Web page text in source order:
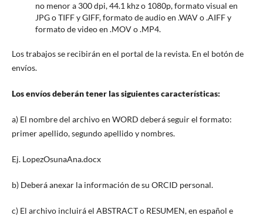
no menor a 300 dpi, 44.1 khz o 1080p, formato visual en
JPG o TIFF y GIFF, formato de audio en .WAV o .AIFF y
formato de video en .MOV o .MP4.
Los trabajos se recibirán en el portal de la revista. En el botón de
envíos.
Los envíos deberán tener las siguientes características:
a) El nombre del archivo en WORD deberá seguir el formato:
primer apellido, segundo apellido y nombres.
Ej. LopezOsunaAna.docx
b) Deberá anexar la información de su ORCID personal.
c) El archivo incluirá el ABSTRACT o RESUMEN, en español e